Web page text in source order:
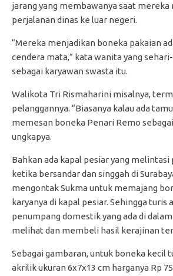
jarang yang membawanya saat mereka
perjalanan dinas ke luar negeri.
“Mereka menjadikan boneka pakaian
cendera mata,” kata wanita yang
sebagai karyawan swasta itu.
Walikota Tri Rismaharini misalnya,
pelanggannya. “Biasanya kalau ada
memesan boneka Penari Remo
ungkapya.
Bahkan ada kapal pesiar yang
ketika bersandar dan singgah di
mengontak Sukma untuk memajang
karyanya di kapal pesiar. Sehingga turis
penumpang domestik yang ada di
melihat dan membeli hasil kerajinan
Sebagai gambaran, untuk boneka kecil
akrilik ukuran 6x7x13 cm harganya Rp